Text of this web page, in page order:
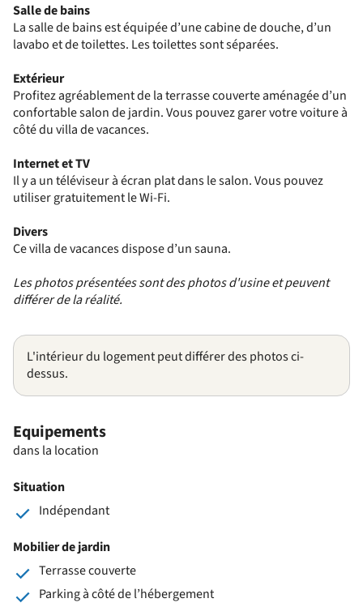
Salle de bains
La salle de bains est équipée d’une cabine de douche, d’un
lavabo et de toilettes. Les toilettes sont séparées.
Extérieur
Profitez agréablement de la terrasse couverte aménagée d’un
confortable salon de jardin. Vous pouvez garer votre voiture à
côté du villa de vacances.
Internet et TV
Il y a un téléviseur à écran plat dans le salon. Vous pouvez
utiliser gratuitement le Wi-Fi.
Divers
Ce villa de vacances dispose d’un sauna.
Les photos présentées sont des photos d'usine et peuvent
différer de la réalité.
L'intérieur du logement peut différer des photos ci-
dessus.
Equipements
dans la location
Situation
Indépendant
Mobilier de jardin
Terrasse couverte
Parking à côté de l’hébergement